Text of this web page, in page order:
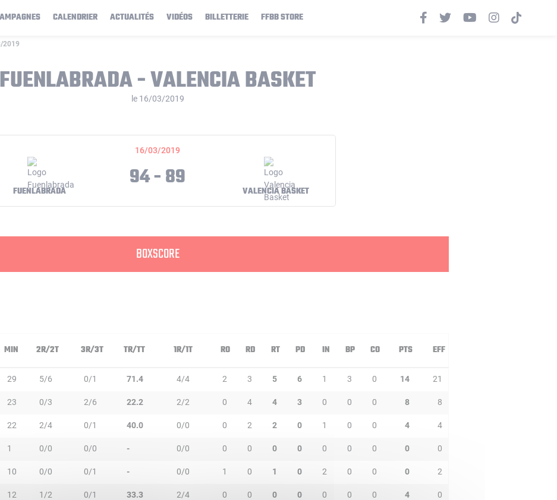
CALENDRIER ACTUALITÉS VIDÉOS BILLETTERIE FFBB STORE
2019
FUENLABRADA - VALENCIA BASKET
le 16/03/2019
16/03/2019
FUENLABRADA 94 - 89 VALENCIA BASKET
BOXSCORE
MIN 2R/2T 3R/3T TR/TT 1R/1T RO RD RT PD IN BP CO PTS EFF
29 5/6 0/1 71.4 4/4 2 3 5 6 1 3 0 14 21
23 0/3 2/6 22.2 2/2 0 4 4 3 0 0 0 8 8
22 2/4 0/1 40.0 0/0 0 2 2 0 1 0 0 4 4
1 0/0 0/0 - 0/0 0 0 0 0 0 0 0 0 0
10 0/0 0/1 - 0/0 1 0 1 0 2 0 0 0 2
12 1/2 0/1 33.3 2/4 0 0 0 0 0 0 0 4 0